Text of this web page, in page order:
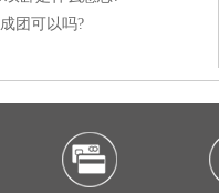
团可以吗?